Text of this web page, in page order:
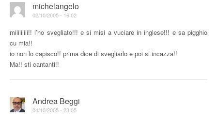
michelangelo
02/10/2005 - 16:02
miiiiiiiii!! l’ho svegliato!!! e si misi a vuciare in inglese!!! e sa pigghio
cu mia!!
io non lo capisco!! prima dice di svegliarlo e poi si incazza!!
Ma!! sti cantanti!!
Andrea Beggi
04/10/2005 - 23:05